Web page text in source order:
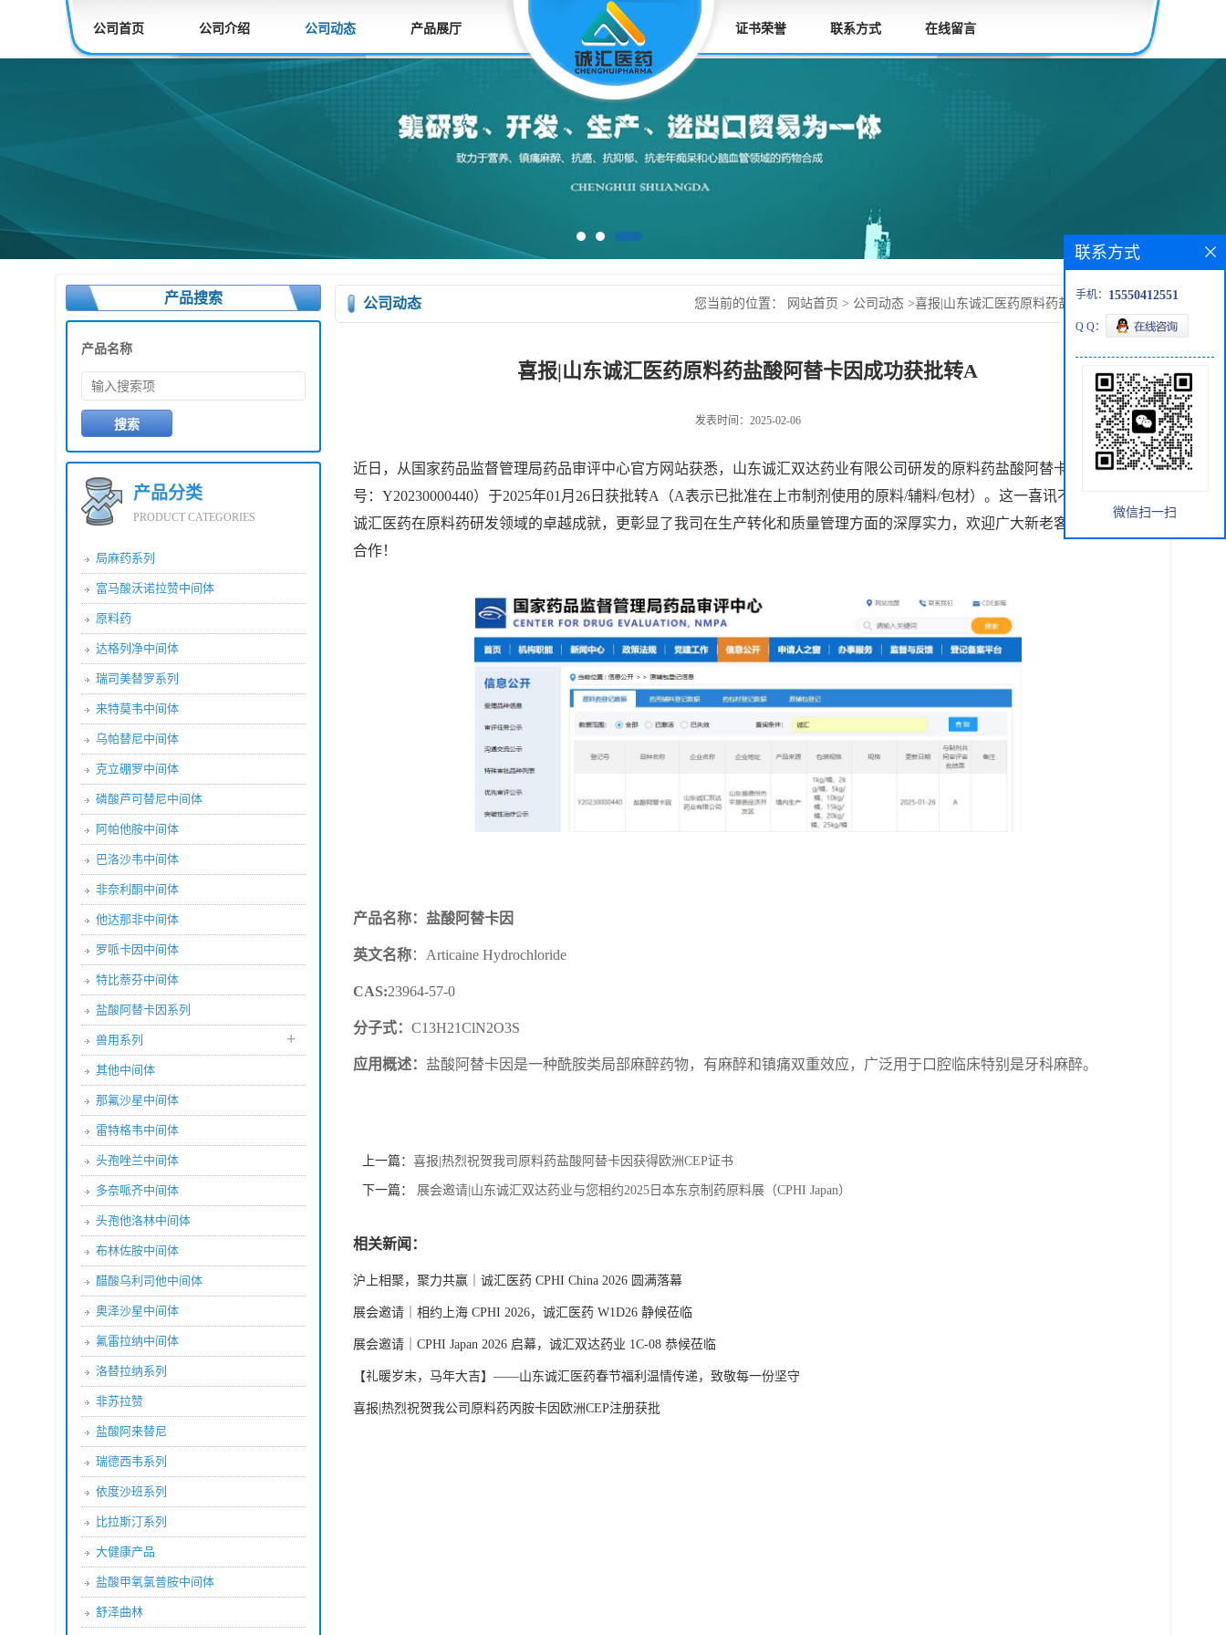
公司首页 公司介绍 公司动态 产品展厅 证书荣誉 联系方式 在线留言
产品搜索
产品名称
产品分类
PRODUCT CATEGORIES
局麻药系列
富马酸沃诺拉赞中间体
原料药
达格列净中间体
瑞司美替罗系列
来特莫韦中间体
乌帕替尼中间体
克立硼罗中间体
磷酸芦可替尼中间体
阿帕他胺中间体
巴洛沙韦中间体
非奈利酮中间体
他达那非中间体
罗哌卡因中间体
特比萘芬中间体
盐酸阿替卡因系列
兽用系列 +
其他中间体
那氟沙星中间体
雷特格韦中间体
头孢唑兰中间体
多奈哌齐中间体
头孢他洛林中间体
布林佐胺中间体
醋酸乌利司他中间体
奥泽沙星中间体
氟雷拉纳中间体
洛替拉纳系列
非苏拉赞
盐酸阿来替尼
瑞德西韦系列
依度沙班系列
比拉斯汀系列
大健康产品
盐酸甲氧氯普胺中间体
舒泽曲林
公司动态 您当前的位置： 网站首页 > 公司动态 >喜报|山东诚汇医药原料药盐酸阿替卡因成
喜报|山东诚汇医药原料药盐酸阿替卡因成功获批转A
发表时间：2025-02-06
近日，从国家药品监督管理局药品审评中心官方网站获悉，山东诚汇双达药业有限公司研发的原料药盐酸阿替卡因（登记
号：Y20230000440）于2025年01月26日获批转A（A表示已批准在上市制剂使用的原料/辅料/包材）。这一喜讯不仅体现了
诚汇医药在原料药研发领域的卓越成就，更彰显了我司在生产转化和质量管理方面的深厚实力，欢迎广大新老客户前来洽谈
合作！
产品名称：盐酸阿替卡因
英文名称：Articaine Hydrochloride
CAS:23964-57-0
分子式： C13H21ClN2O3S
应用概述： 盐酸阿替卡因是一种酰胺类局部麻醉药物，有麻醉和镇痛双重效应，广泛用于口腔临床特别是牙科麻醉。
上一篇： 喜报|热烈祝贺我司原料药盐酸阿替卡因获得欧洲CEP证书
下一篇： 展会邀请|山东诚汇双达药业与您相约2025日本东京制药原料展（CPHI Japan）
相关新闻：
沪上相聚，聚力共赢｜诚汇医药 CPHI China 2026 圆满落幕
展会邀请｜相约上海 CPHI 2026，诚汇医药 W1D26 静候莅临
展会邀请｜CPHI Japan 2026 启幕，诚汇双达药业 1C-08 恭候莅临
【礼暖岁末，马年大吉】——山东诚汇医药春节福利温情传递，致敬每一份坚守
喜报|热烈祝贺我公司原料药丙胺卡因欧洲CEP注册获批
联系方式
手机： 15550412551
Q Q：
微信扫一扫